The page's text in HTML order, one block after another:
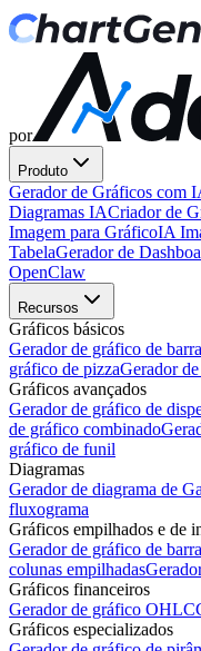
por
Produto
Gerador de Gráficos com
Diagramas IACriador de
Imagem para GráficoIA
TabelaGerador de
OpenClaw
Recursos
Gráficos básicos
Gerador de gráfico de
gráfico de pizzaGerador
Gráficos avançados
Gerador de gráfico de
de gráfico combinado
gráfico de funil
Diagramas
Gerador de diagrama de
fluxograma
Gráficos empilhados e de
Gerador de gráfico de
colunas empilhadas
Gráficos financeiros
Gerador de gráfico OHLC
Gráficos especializados